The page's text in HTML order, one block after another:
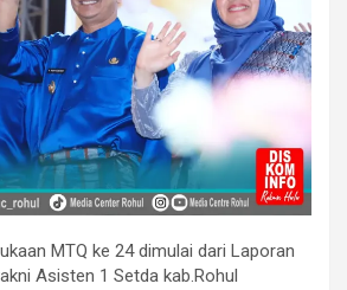
MTQ ke 24 dimulai dari Laporan
Asisten 1 Setda kab.Rohul